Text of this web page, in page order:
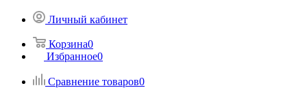
Личный кабинет
Корзина0
Избранное0
Сравнение товаров0